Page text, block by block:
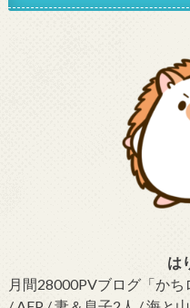
は
月間28000PVブログ「か